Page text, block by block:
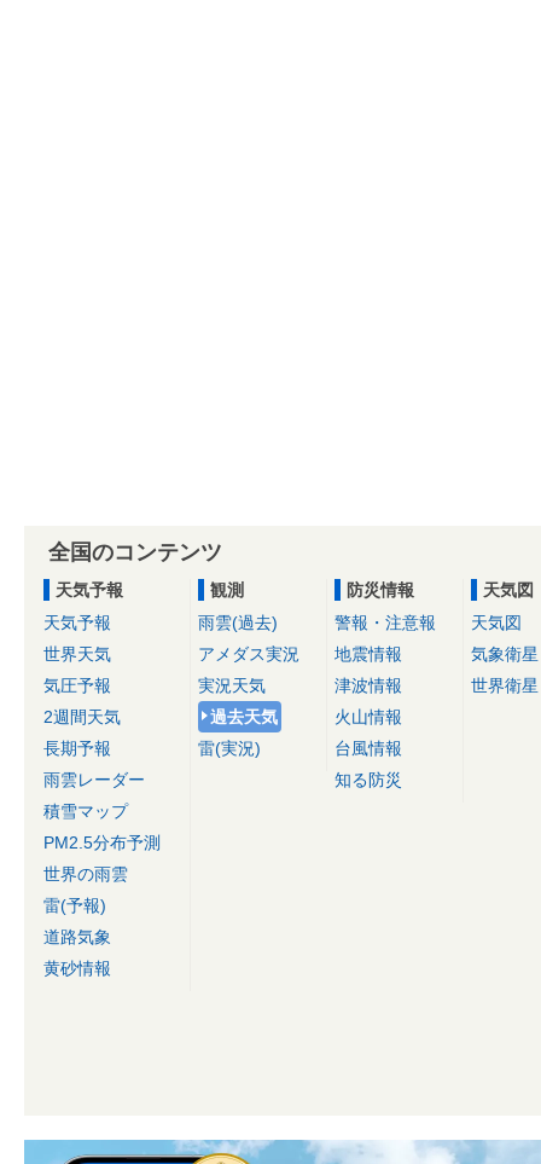
全国のコンテンツ
天気予報
天気予報
世界天気
気圧予報
2週間天気
長期予報
雨雲レーダー
積雪マップ
PM2.5分布予測
世界の雨雲
雷(予報)
道路気象
黄砂情報
観測
雨雲(過去)
アメダス実況
実況天気
過去天気
雷(実況)
防災情報
警報・注意報
地震情報
津波情報
火山情報
台風情報
知る防災
天気図
天気図
気象衛星
世界衛星